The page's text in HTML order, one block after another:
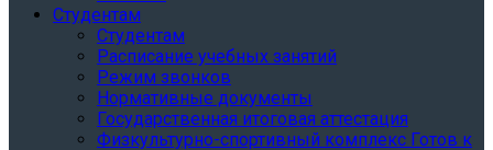
Студентам
Студентам
Расписание учебных занятий
Режим звонков
Нормативные документы
Государственная итоговая аттестация
Физкультурно-спортивный комплекс Готов к